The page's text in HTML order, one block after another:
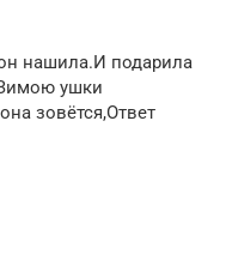
нашила.И подарила
ушки
зовётся,Ответ